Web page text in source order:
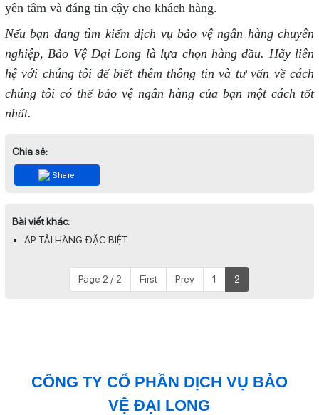
yên tâm và đáng tin cậy cho khách hàng.
Nếu bạn đang tìm kiếm dịch vụ bảo vệ ngân hàng chuyên
nghiệp, Bảo Vệ Đại Long là lựa chọn hàng đầu. Hãy liên
hệ với chúng tôi để biết thêm thông tin và tư vấn về cách
chúng tôi có thể bảo vệ ngân hàng của bạn một cách tốt
nhất.
Chia sẻ:
Share
Bài viết khác:
ÁP TẢI HÀNG ĐẶC BIỆT
Page 2 / 2 First Prev 1 2
CÔNG TY CỔ PHẦN DỊCH VỤ BẢO
VỆ ĐẠI LONG